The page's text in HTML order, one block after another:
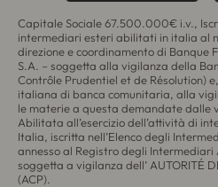
Capitale Sociale 67.500.000€ i.v.,
intermediari esteri abilitati in italia al
direzione e coordinamento di Banque
S.A. – soggetta alla vigilanza della
Contrôle Prudentiel et de Résolution)
italiana di banca comunitaria, alla
le materie a questa demandate dalle
Abilitata all’esercizio dell’attività di
Italia, iscritta nell’Elenco degli
annesso al Registro degli Intermediari
soggetta a vigilanza dell’ AUTORITÉ
(ACP).